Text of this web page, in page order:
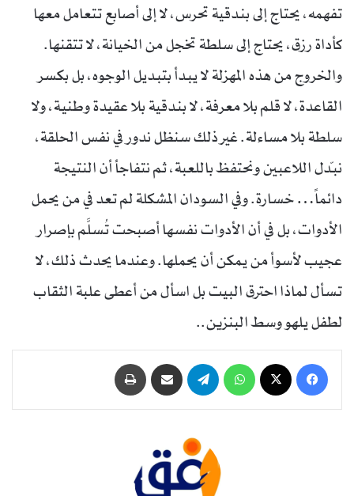
تفهمه، يحتاج إلى بندقية تحرس، لا إلى أصابع تتعامل معها
كأداة رزق، يحتاج إلى سلطة تخجل من الخيانة، لا تتقنها.
والخروج من هذه المهزلة لا يبدأ بتبديل الوجوه، بل بكسر
القاعدة، لا قلم بلا معرفة، لا بندقية بلا عقيدة وطنية، ولا
سلطة بلا مساءلة. غير ذلك سنظل ندور في نفس الحلقة،
نبدّل اللاعبين ونحتفظ باللعبة، ثم نتفاجأ أن النتيجة
دائماً… خسارة. وفي السودان المشكلة لم تعد في من يحمل
الأدوات، بل في أن الأدوات نفسها أصبحت تُسلَّم بإصرار
عجيب لأسوأ من يمكن أن يحملها. وعندما يحدث ذلك، لا
تسأل لماذا احترق البيت بل اسأل من أعطى علبة الثقاب
لطفل يلهو وسط البنزين..